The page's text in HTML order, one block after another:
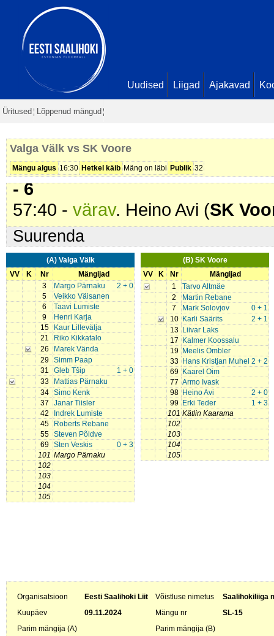
Uudised Liigad Ajakavad
Üritused Lõppenud mängud
Valga Välk vs SK Voore
Mängu algus 16:30 Hetkel käib Mäng on läbi Publik 32
44:27 -
värav
2 - 4
44:53 -värav
2 - 5
46:30 -värav. Karli Säärits (SK
55:47 -Ebaõnnestunud
56:11 -värav. Margo Pärnaku (
- 6
57:40 - värav. Heino Avi (SK
Suurenda
(A) Valga Välk
VV
K Nr
Mängijad
3
2 + 0
Margo Pärnaku
5
Veikko Väisanen
6
Taavi Lumiste
9
Henri Karja
15
Kaur Lillevälja
21
Riko Kikkatalo
26
Marek Vända
29
Simm Paap
31
1 + 0
Gleb Tšip
33
Mattias Pärnaku
34
Simo Kenk
37
Janar Tiisler
42
Indrek Lumiste
45
Roberts Rebane
55
Steven Põldve
69
0 + 3
Sten Veskis
101 Margo Pärnaku
102
103
104
105
(B) SK Voore
VV
K Nr
Mängijad
1
Tarvo Altmäe
2
Martin Rebane
7
0 + 1
Mark Solovjov
10
2 + 1
Karli Säärits
13
Liivar Laks
17
Kalmer Koossalu
19
Meelis Ombler
33
2 + 2
Hans Kristjan Muhel
69
Kaarel Oim
77 Armo Ivask
98
2 + 0
Heino Avi
99
1 + 3
Erki Teder
101 Kätlin Kaarama
102
103
104
105
Organisatsioon Eesti Saalihoki Liit Võistluse nimetus
Saalihokiliiga
Kuupäev
09.11.2024 Mängu nr
SL-15
Parim mängija (A)
Parim mängija (B)